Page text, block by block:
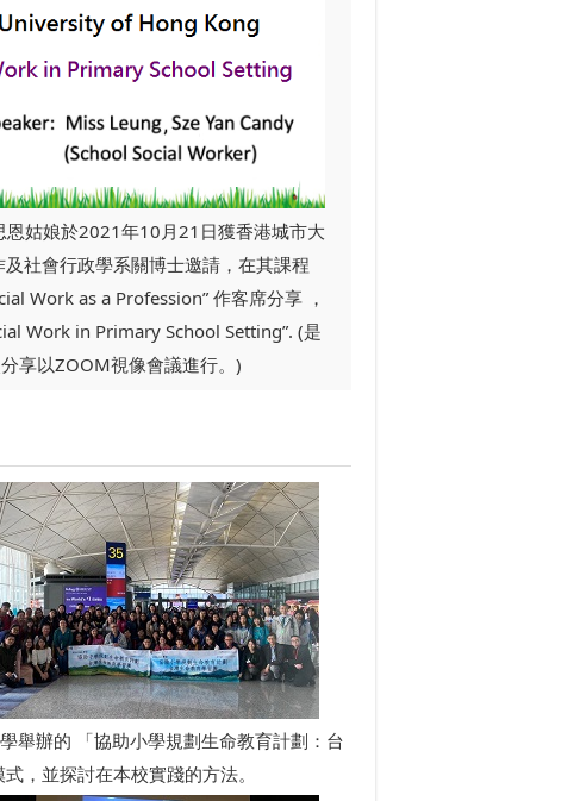
恩姑娘於2021年10月21日獲香港城市大
社會行政學系關博士邀請，在其課程
Work as a Profession” 作客席分享 ，
Work in Primary School Setting”. (是
享以ZOOM視像會議進行。)
舉辦的 「協助小學規劃生命教育計劃：台
，並探討在本校實踐的方法。